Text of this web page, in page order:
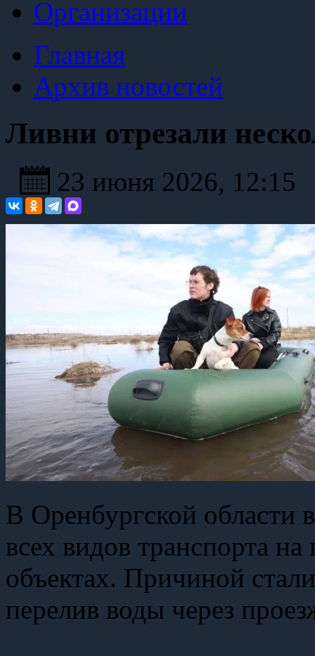
Организации
Главная
Архив новостей
Ливни отрезали
23 июня 2026, 12:15
В Оренбургской области
всех видов транспорта
объектах. Причиной
перелив воды через